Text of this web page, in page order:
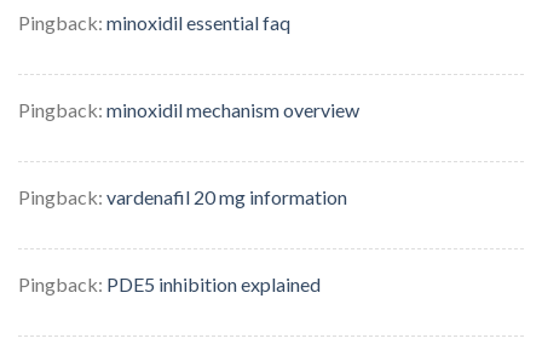
Pingback: minoxidil essential faq
Pingback: minoxidil mechanism overview
Pingback: vardenafil 20 mg information
Pingback: PDE5 inhibition explained